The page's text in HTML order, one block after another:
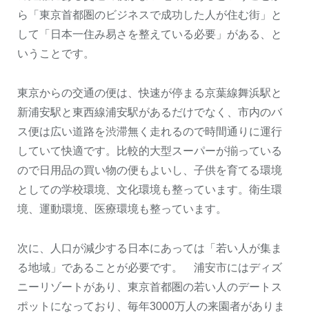
ら「東京首都圏のビジネスで成功した人が住む街」と
して「日本一住み易さを整えている必要」がある、と
いうことです。
東京からの交通の便は、快速が停まる京葉線舞浜駅と
新浦安駅と東西線浦安駅があるだけでなく、市内のバ
ス便は広い道路を渋滞無く走れるので時間通りに運行
していて快適です。比較的大型スーパーが揃っている
ので日用品の買い物の便もよいし、子供を育てる環境
としての学校環境、文化環境も整っています。衛生環
境、運動環境、医療環境も整っています。
次に、人口が減少する日本にあっては「若い人が集ま
る地域」であることが必要です。 浦安市にはディズ
ニーリゾートがあり、東京首都圏の若い人のデートス
ポットになっており、毎年3000万人の来園者がありま